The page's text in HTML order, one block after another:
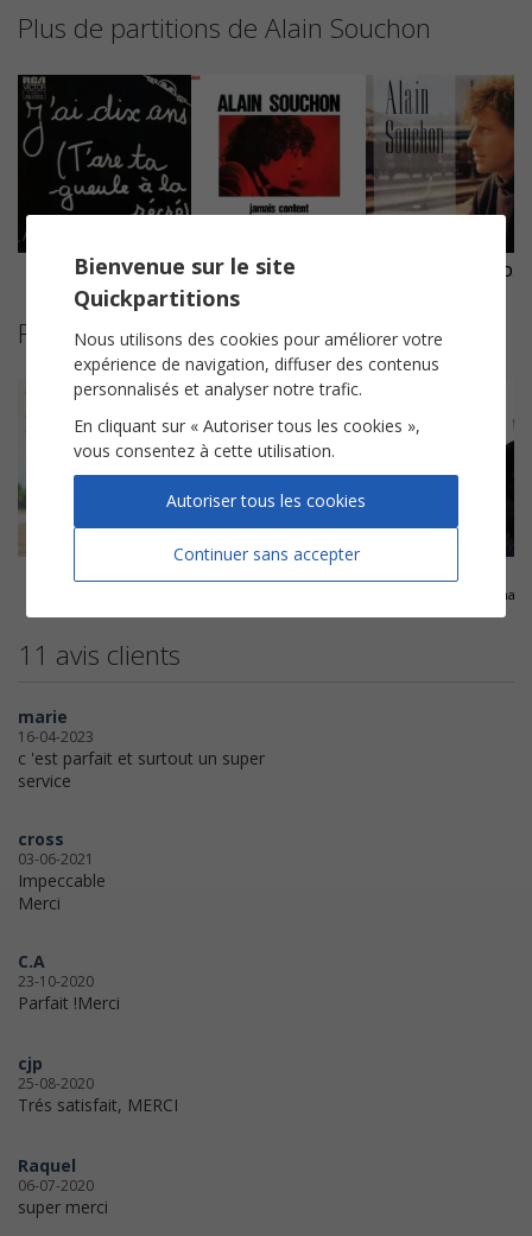
Plus de partitions de Alain Souchon
J'ai dix ans Y'a d'la rumba dans l'air Quand je serai K.O.
Partitions suggérées
Famille
Jean-Jacques Goldman
11 avis clients
marie
16-04-2023
c 'est parfait et surtout un super
service
cross
03-06-2021
Impeccable
Merci
C.A
23-10-2020
Parfait !Merci
cjp
25-08-2020
Trés satisfait, MERCI
Raquel
06-07-2020
super merci
Bienvenue sur le site
Quickpartitions
Nous utilisons des cookies pour améliorer votre
expérience de navigation, diffuser des contenus
personnalisés et analyser notre trafic.
En cliquant sur « Autoriser tous les cookies »,
vous consentez à cette utilisation.
Continuer sans accepter
Autoriser tous les cookies